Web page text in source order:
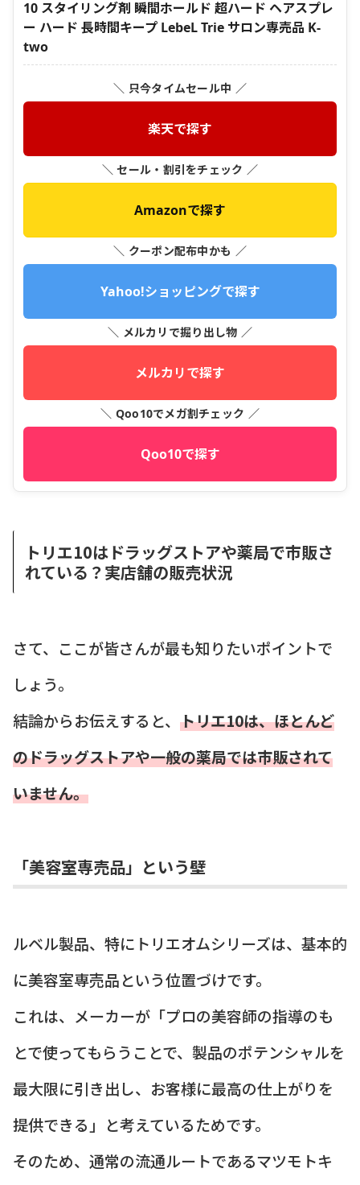
10 スタイリング剤 瞬間ホールド 超ハード ヘアスプレ
ー ハード 長時間キープ LebeL Trie サロン専売品 K-
two
＼ 只今タイムセール中 ／
楽天で探す
＼ セール・割引をチェック ／
Amazonで探す
＼ クーポン配布中かも ／
Yahoo!ショッピングで探す
＼ メルカリで掘り出し物 ／
メルカリで探す
＼ Qoo10でメガ割チェック ／
Qoo10で探す
トリエ10はドラッグストアや薬局で市販さ
れている？実店舗の販売状況
さて、ここが皆さんが最も知りたいポイントで
しょう。
結論からお伝えすると、 トリエ10は、ほとんど
のドラッグストアや一般の薬局では市販されて
いません。
「美容室専売品」という壁
ルベル製品、特にトリエオムシリーズは、基本的
に美容室専売品という位置づけです。
これは、メーカーが「プロの美容師の指導のも
とで使ってもらうことで、製品のポテンシャルを
最大限に引き出し、お客様に最高の仕上がりを
提供できる」と考えているためです。
そのため、通常の流通ルートであるマツモトキ